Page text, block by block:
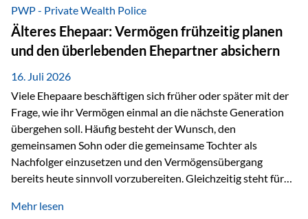
Ausgangssituation Stellen Sie sich folgende Familie vor: Die
Großeltern haben über viele Jahre Vermögen aufgebaut. Ihr
Wunsch ist es, dieses Vermögen nicht nur den eigenen
Kindern, sondern langfristig auch den Enkeln zukommen zu…
PWP - Private Wealth Police
Älteres Ehepaar: Vermögen frühzeitig planen
und den überlebenden Ehepartner absichern
16. Juli 2026
Viele Ehepaare beschäftigen sich früher oder später mit der
Frage, wie ihr Vermögen einmal an die nächste Generation
übergehen soll. Häufig besteht der Wunsch, den
gemeinsamen Sohn oder die gemeinsame Tochter als
Nachfolger einzusetzen und den Vermögensübergang
bereits heute sinnvoll vorzubereiten. Gleichzeitig steht für
passiert, wenn einer der beiden verstirbt? Der überlebende
Mehr lesen